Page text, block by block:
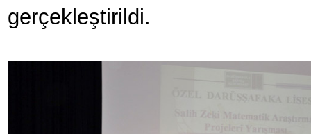
gerçekleştirildi.